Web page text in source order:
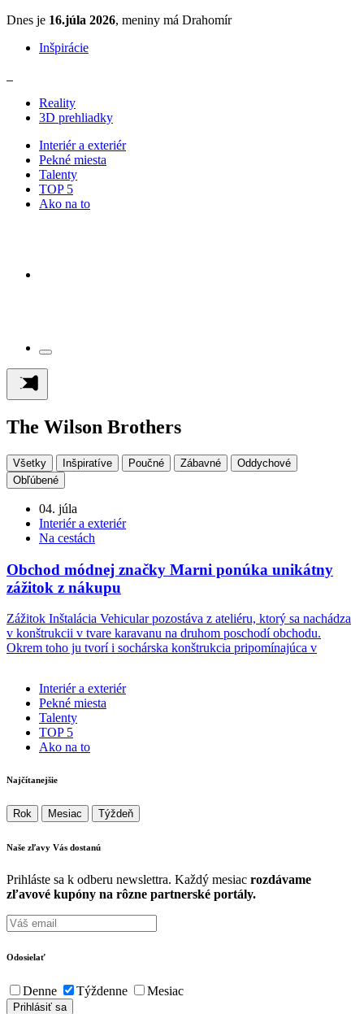
Dnes je 16.júla 2026, meniny má Drahomír
Inšpirácie
Reality
3D prehliadky
Interiér a exteriér
Pekné miesta
Talenty
TOP 5
Ako na to
The Wilson Brothers
Všetky Inšpiratíve Poučné Zábavné
Oddychové
Obľúbené
04. júla
Interiér a exteriér
Na cestách
Obchod módnej značky Marni ponúka unikátny
zážitok z nákupu
Zážitok Inštalácia Vehicular pozostáva z ateliéru, ktorý sa nachádza
v konštrukcii v tvare karavanu na druhom poschodí obchodu.
Okrem toho ju tvorí i sochárska konštrukcia pripomínajúca v
Interiér a exteriér
Pekné miesta
Talenty
TOP 5
Ako na to
Najčítanejšie
Rok Mesiac Týždeň
Naše zľavy Vás dostanú
Prihláste sa k odberu newslettra. Každý mesiac rozdávame
zľavové kupóny na rôzne partnerské portály.
Odosielať
Denne Týždenne Mesiac